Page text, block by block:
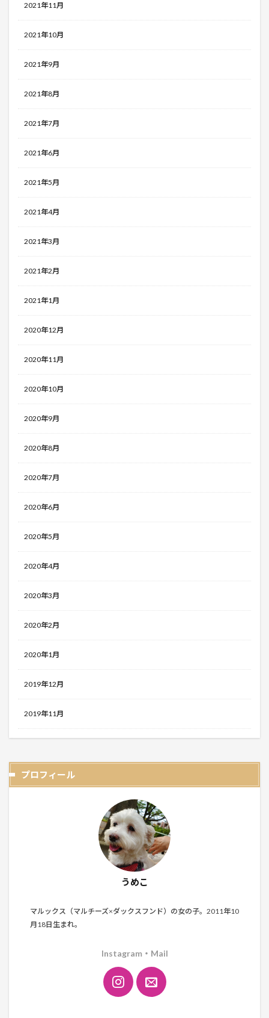
2021年11月
2021年10月
2021年9月
2021年8月
2021年7月
2021年6月
2021年5月
2021年4月
2021年3月
2021年2月
2021年1月
2020年12月
2020年11月
2020年10月
2020年9月
2020年8月
2020年7月
2020年6月
2020年5月
2020年4月
2020年3月
2020年2月
2020年1月
2019年12月
2019年11月
プロフィール
うめこ
マルックス（マルチーズ×ダックスフンド）の女の子。2011年10
月18日生まれ。
Instagram・Mail